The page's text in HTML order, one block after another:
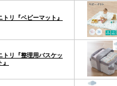
トリ『ベビーマット』
トリ『整理用バスケッ
』